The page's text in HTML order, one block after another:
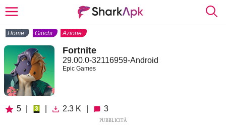
Home Giochi Azione
Fortnite
29.00.0-32116959-Android
Epic Games
5 2.3 K 3
PUBBLICITÀ